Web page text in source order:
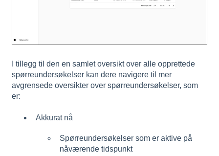
I tillegg til den en samlet oversikt over alle opprettede
spørreundersøkelser kan dere navigere til mer
avgrensede oversikter over spørreundersøkelser, som
er:
Akkurat nå
Spørreundersøkelser som er aktive på
nåværende tidspunkt